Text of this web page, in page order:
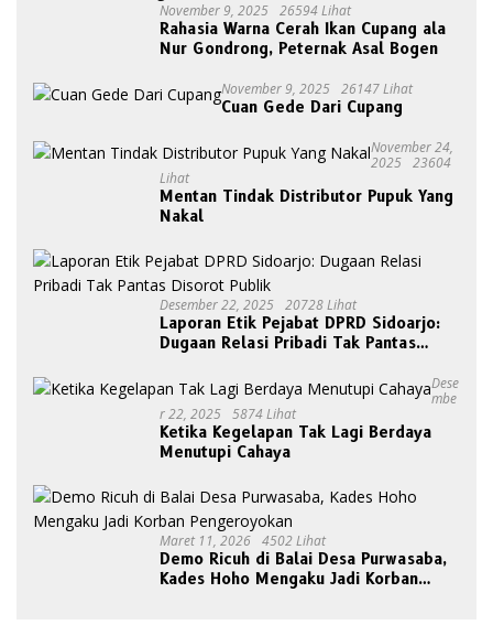
November 9, 2025 26594 Lihat
Rahasia Warna Cerah Ikan Cupang ala
Nur Gondrong, Peternak Asal Bogen
November 9, 2025 26147 Lihat
Cuan Gede Dari Cupang
November 24,
2025 23604
Lihat
Mentan Tindak Distributor Pupuk Yang
Nakal
Desember 22, 2025 20728 Lihat
Laporan Etik Pejabat DPRD Sidoarjo:
Dugaan Relasi Pribadi Tak Pantas
Dese
Mbe
R 22, 2025 5874 Lihat
Ketika Kegelapan Tak Lagi Berdaya
Menutupi Cahaya
Maret 11, 2026 4502 Lihat
Demo Ricuh di Balai Desa Purwasaba,
Kades Hoho Mengaku Jadi Korban